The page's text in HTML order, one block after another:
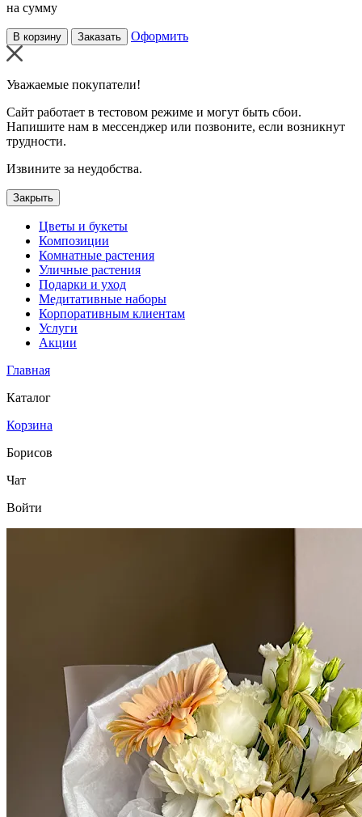
на сумму
В корзину Заказать Оформить
Уважаемые покупатели!
Сайт работает в тестовом режиме и могут быть сбои.
Напишите нам в мессенджер или позвоните, если возникнут
трудности.
Извините за неудобства.
Закрыть
Цветы и букеты
Композиции
Комнатные растения
Уличные растения
Подарки и уход
Медитативные наборы
Корпоративным клиентам
Услуги
Акции
Главная
Каталог
Корзина
Борисов
Чат
Войти